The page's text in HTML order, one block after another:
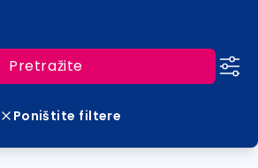
Pretražite
Poništite filtere